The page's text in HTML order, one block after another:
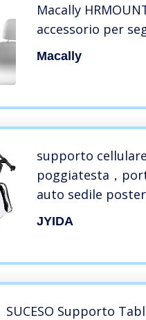
Macally
accessorio per
Macally
supporto
poggiatesta，
auto sedile
iPhone Tablet
JYIDA
SUCESO Supporto